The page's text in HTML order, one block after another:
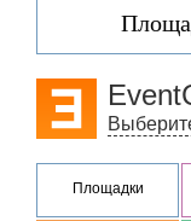
Площадки